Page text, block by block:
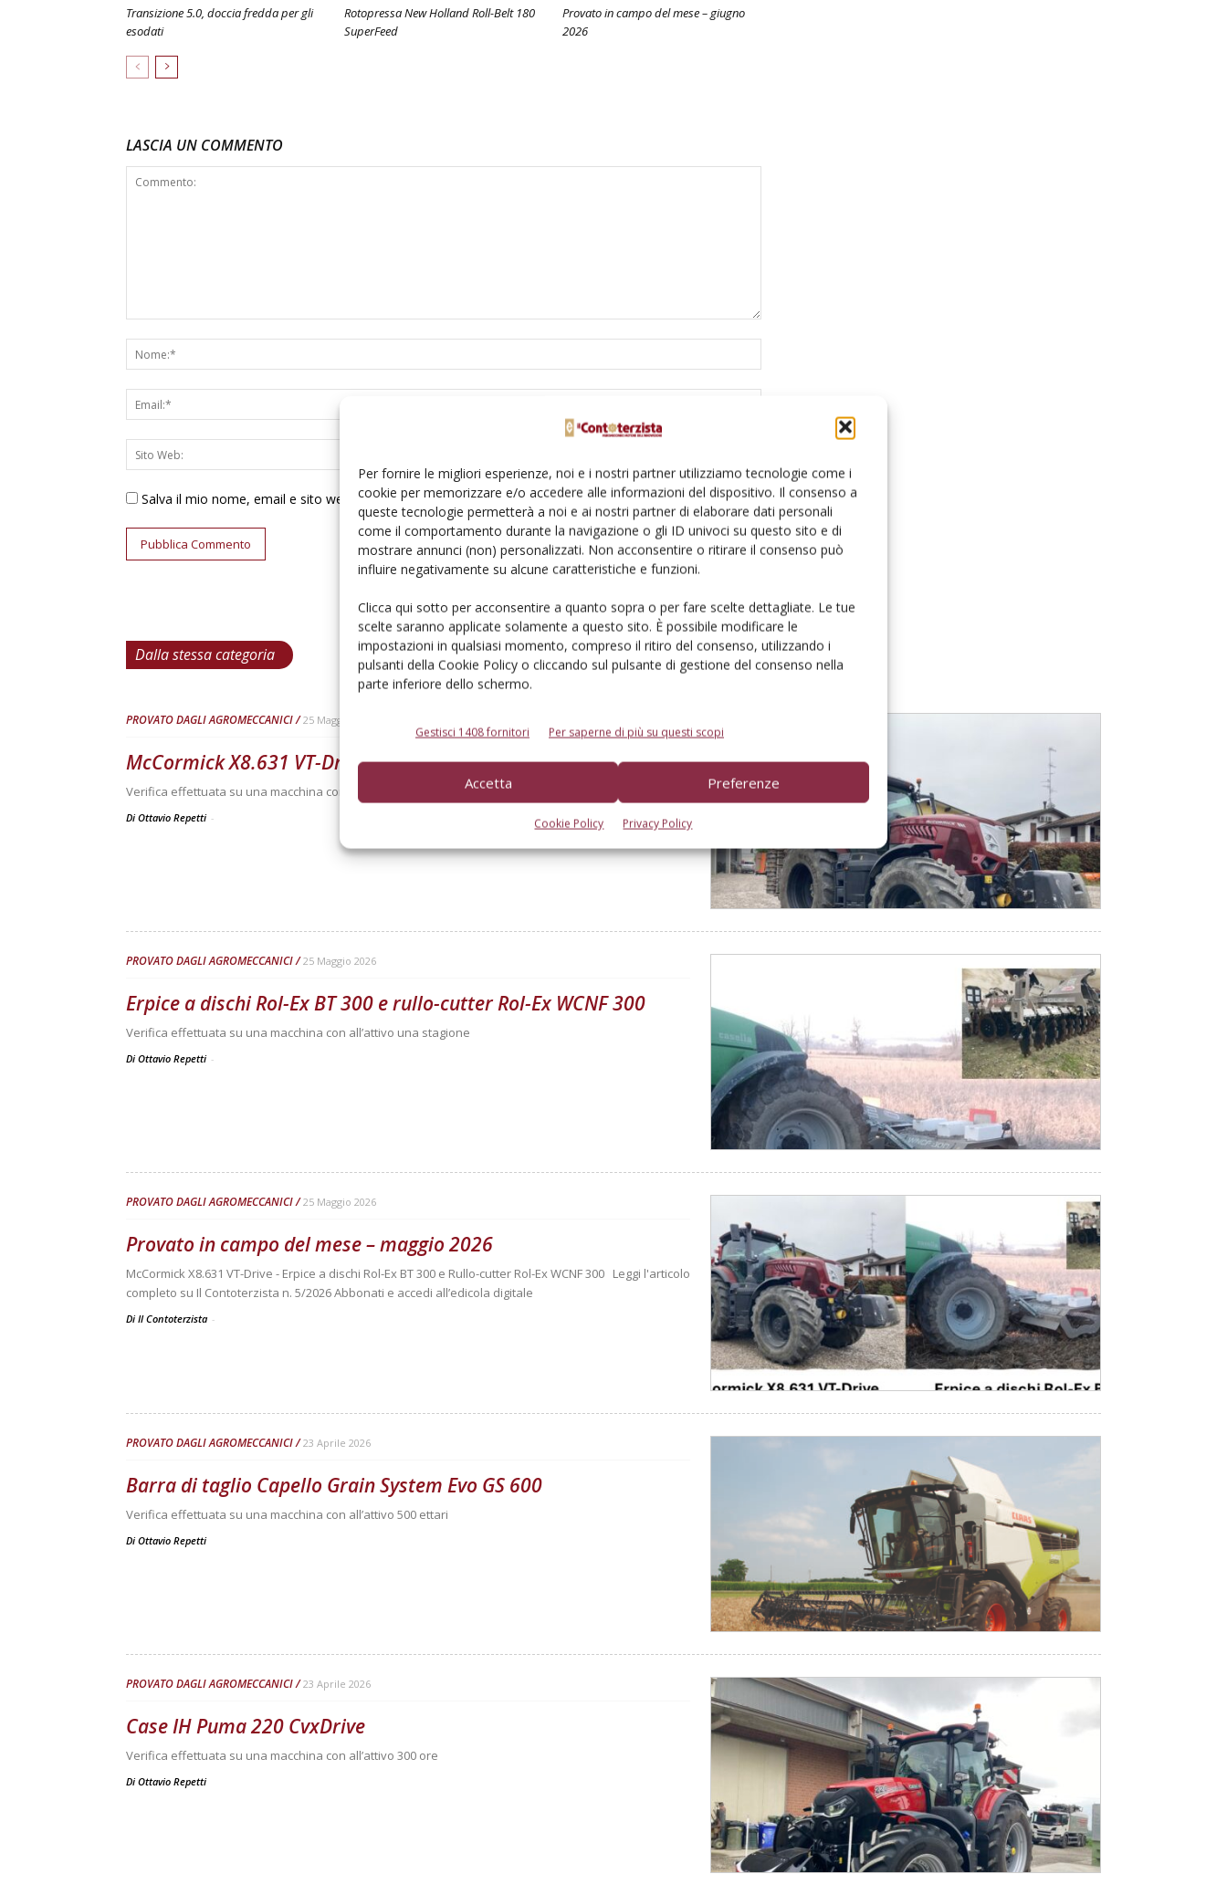
Per fornire le migliori esperienze, noi e i nostri partner utilizziamo tecnologie come i
cookie per memorizzare e/o accedere alle informazioni del dispositivo. Il consenso a
queste tecnologie permetterà a noi e ai nostri partner di elaborare dati personali
come il comportamento durante la navigazione o gli ID univoci su questo sito e di
mostrare annunci (non) personalizzati. Non acconsentire o ritirare il consenso può
influire negativamente su alcune caratteristiche e funzioni.
Clicca qui sotto per acconsentire a quanto sopra o per fare scelte dettagliate. Le tue
scelte saranno applicate solamente a questo sito. È possibile modificare le
impostazioni in qualsiasi momento, compreso il ritiro del consenso, utilizzando i
pulsanti della Cookie Policy o cliccando sul pulsante di gestione del consenso nella
parte inferiore dello schermo.
Gestisci 1408 fornitori Per saperne di più su questi scopi
Accetta Preferenze
Cookie Policy Privacy Policy
Transizione 5.0, doccia fredda per gli
esodati
Rotopressa New Holland Roll-Belt 180
SuperFeed
Provato in campo del mese – giugno
2026
LASCIA UN COMMENTO
Salva il mio nome, email e sito web in questo browser per la prossima volta che commento.
Dalla stessa categoria
PROVATO DAGLI AGROMECCANICI 25 Maggio 2026
McCormick X8.631 VT-Drive
Verifica effettuata su una macchina con all’attivo 300 ore
Di Ottavio Repetti -
PROVATO DAGLI AGROMECCANICI 25 Maggio 2026
Erpice a dischi Rol-Ex BT 300 e rullo-cutter Rol-Ex WCNF 300
Verifica effettuata su una macchina con all’attivo una stagione
Di Ottavio Repetti -
PROVATO DAGLI AGROMECCANICI 25 Maggio 2026
Provato in campo del mese – maggio 2026
McCormick X8.631 VT-Drive - Erpice a dischi Rol-Ex BT 300 e Rullo-cutter Rol-Ex WCNF 300 Leggi l'articolo
completo su Il Contoterzista n. 5/2026 Abbonati e accedi all’edicola digitale
Di Il Contoterzista -
PROVATO DAGLI AGROMECCANICI 23 Aprile 2026
Barra di taglio Capello Grain System Evo GS 600
Verifica effettuata su una macchina con all’attivo 500 ettari
Di Ottavio Repetti
PROVATO DAGLI AGROMECCANICI 23 Aprile 2026
Case IH Puma 220 CvxDrive
Verifica effettuata su una macchina con all’attivo 300 ore
Di Ottavio Repetti